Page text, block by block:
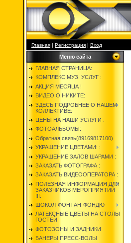
Главная|Регистрация|Вход
Меню сайта
ГЛАВНАЯ СТРАНИЦА:
КОМПЛЕКС МУЗ. УСЛУГ :
АКЦИЯ МЕСЯЦА !
ВИДЕО О НИКИТЕ:
ЗДЕСЬ ПОДРОБНЕЕ О НАШЕМ
КОЛЛЕКТИВЕ:
ЦЕНЫ НА НАШИ УСЛУГИ :
ФОТОАЛЬБОМЫ:
Обратная связь(89169817100)
УКРАШЕНИЕ ЦВЕТАМИ: :
УКРАШЕНИЕ ЗАЛОВ ШАРАМИ :
ЗАКАЗАТЬ ФОТОГРАФА :
ЗАКАЗАТЬ ВИДЕООПЕРАТОРА :
ПОЛЕЗНАЯ ИНФОРМАЦИЯ ДЛЯ
ЗАКАЗЧИКОВ МЕРОПРИЯТИЙ
!!!:
ШОКОЛ-ФОНТАН-ФОНДЮ
ЛАТЕКСНЫЕ ЦВЕТЫ НА СТОЛЫ
ГОСТЕЙ
ФОТОЗОНЫ И ЗАДНИКИ
БАНЕРЫ ПРЕСС-ВОЛЫ